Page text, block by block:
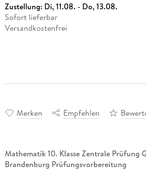
Zustellung: Di, 11.08. - Do, 13.08.
Sofort lieferbar
Versandkostenfrei
Merken Empfehlen
Mathematik 10. KlasseZentrale Prüfung
Brandenburg Prüfungsvorbereitung